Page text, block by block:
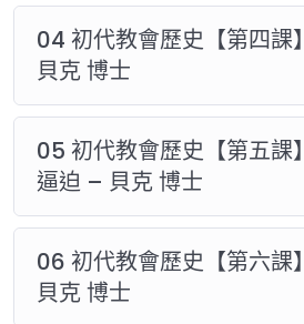
04 初代教會歷史【第四課
貝克 博士
05 初代教會歷史【第五課
逼迫 – 貝克 博士
06 初代教會歷史【第六課
貝克 博士